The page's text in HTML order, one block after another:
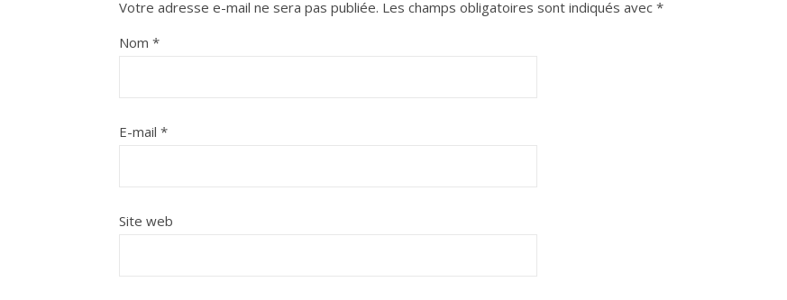
Votre adresse e-mail ne sera pas publiée. Les champs obligatoires sont indiqués avec *
Nom *
E-mail *
Site web